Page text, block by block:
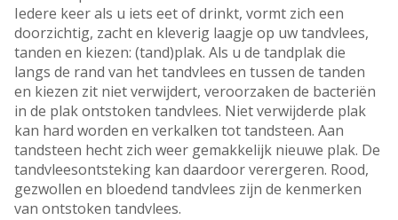
Iedere keer als u iets eet of drinkt, vormt zich een
doorzichtig, zacht en kleverig laagje op uw tandvlees,
tanden en kiezen: (tand)plak. Als u de tandplak die
langs de rand van het tandvlees en tussen de tanden
en kiezen zit niet verwijdert, veroorzaken de bacteriën
in de plak ontstoken tandvlees. Niet verwijderde plak
kan hard worden en verkalken tot tandsteen. Aan
tandsteen hecht zich weer gemakkelijk nieuwe plak. De
tandvleesontsteking kan daardoor verergeren. Rood,
gezwollen en bloedend tandvlees zijn de kenmerken
van ontstoken tandvlees.